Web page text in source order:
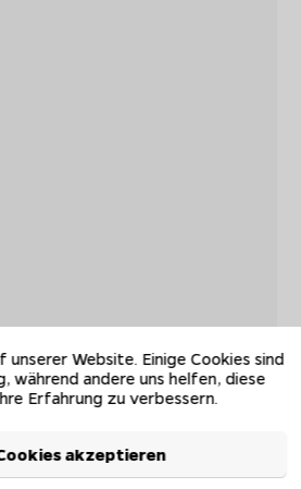
Website. Einige Cookies sind
während andere uns helfen, diese
Erfahrung zu verbessern.
akzeptieren